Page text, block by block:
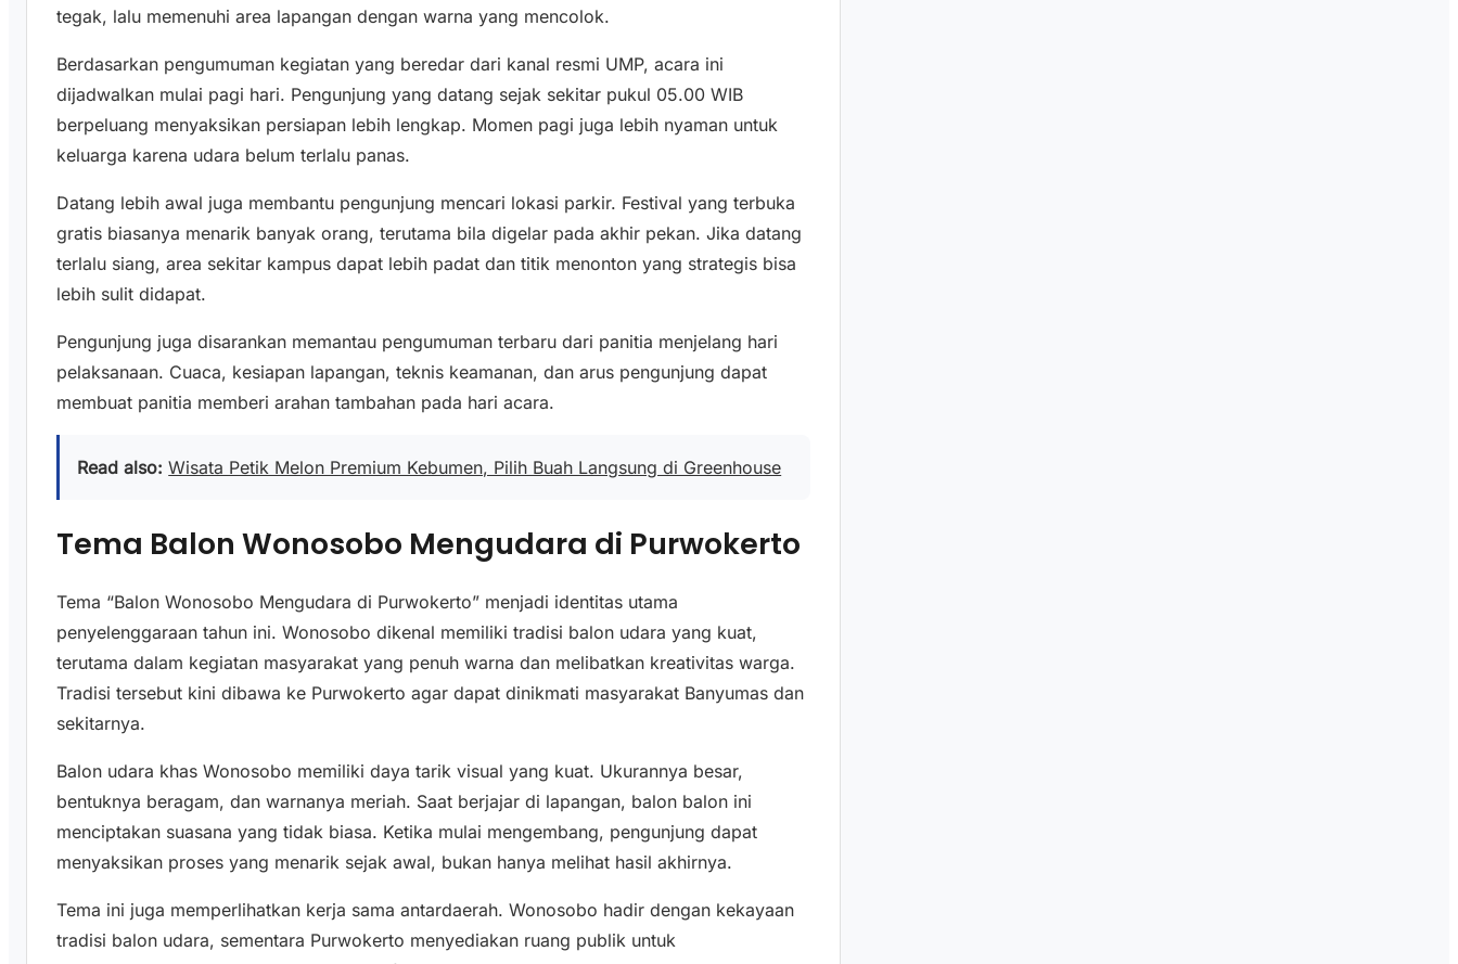
tegak, lalu memenuhi area lapangan dengan warna yang mencolok.
Berdasarkan pengumuman kegiatan yang beredar dari kanal resmi UMP, acara ini
dijadwalkan mulai pagi hari. Pengunjung yang datang sejak sekitar pukul 05.00 WIB
berpeluang menyaksikan persiapan lebih lengkap. Momen pagi juga lebih nyaman untuk
keluarga karena udara belum terlalu panas.
Datang lebih awal juga membantu pengunjung mencari lokasi parkir. Festival yang terbuka
gratis biasanya menarik banyak orang, terutama bila digelar pada akhir pekan. Jika datang
terlalu siang, area sekitar kampus dapat lebih padat dan titik menonton yang strategis bisa
lebih sulit didapat.
Pengunjung juga disarankan memantau pengumuman terbaru dari panitia menjelang hari
pelaksanaan. Cuaca, kesiapan lapangan, teknis keamanan, dan arus pengunjung dapat
membuat panitia memberi arahan tambahan pada hari acara.
Read also: Wisata Petik Melon Premium Kebumen, Pilih Buah Langsung di Greenhouse
Tema Balon Wonosobo Mengudara di Purwokerto
Tema “Balon Wonosobo Mengudara di Purwokerto” menjadi identitas utama
penyelenggaraan tahun ini. Wonosobo dikenal memiliki tradisi balon udara yang kuat,
terutama dalam kegiatan masyarakat yang penuh warna dan melibatkan kreativitas warga.
Tradisi tersebut kini dibawa ke Purwokerto agar dapat dinikmati masyarakat Banyumas dan
sekitarnya.
Balon udara khas Wonosobo memiliki daya tarik visual yang kuat. Ukurannya besar,
bentuknya beragam, dan warnanya meriah. Saat berjajar di lapangan, balon balon ini
menciptakan suasana yang tidak biasa. Ketika mulai mengembang, pengunjung dapat
menyaksikan proses yang menarik sejak awal, bukan hanya melihat hasil akhirnya.
Tema ini juga memperlihatkan kerja sama antardaerah. Wonosobo hadir dengan kekayaan
tradisi balon udara, sementara Purwokerto menyediakan ruang publik untuk